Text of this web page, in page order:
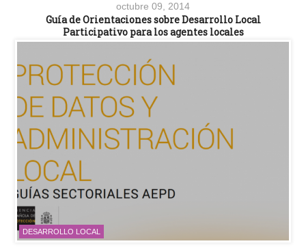
octubre 09, 2014
Guía de Orientaciones sobre Desarrollo Local
Participativo para los agentes locales
DESARROLLO LOCAL